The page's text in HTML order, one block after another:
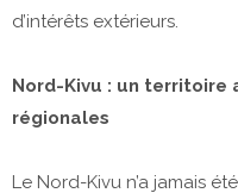
d’intérêts extérieurs.
Nord-Kivu : un
régionales
Le Nord-Kivu n’a jamais